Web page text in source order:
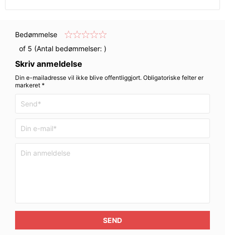
Bedømmelse
of 5 (Antal bedømmelser: )
Skriv anmeldelse
Din e-mailadresse vil ikke blive offentliggjort. Obligatoriske felter er
markeret *
SEND